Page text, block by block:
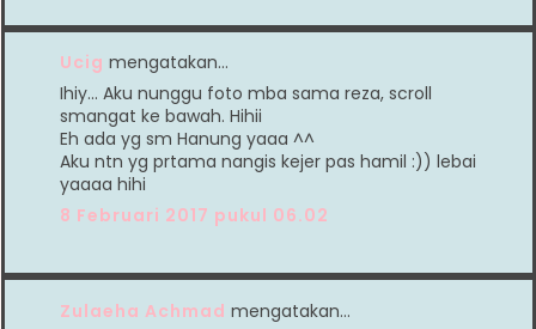
Ucig mengatakan…
Ihiy... Aku nunggu foto mba sama reza, scroll
smangat ke bawah. Hihii
Eh ada yg sm Hanung yaaa ^^
Aku ntn yg prtama nangis kejer pas hamil :)) lebai
yaaaa hihi
8 Februari 2017 pukul 06.02
Zulaeha Achmad mengatakan…